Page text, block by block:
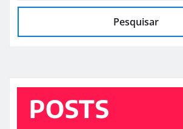
Pesquisar
POSTS